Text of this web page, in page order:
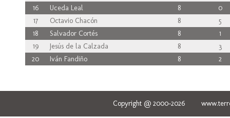
16
Uceda Leal 8
0
17
Octavio Chacón 8
5
18
Salvador Cortés 8
1
19
Jesús de la Calzada 8
3
20
Iván Fandiño 8 2
Copyright @ 2000-2026